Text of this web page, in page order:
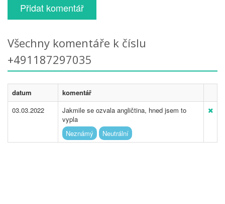
Přidat komentář
Všechny komentáře k číslu
+491187297035
datum
komentář
03.03.2022
Jakmile se ozvala angličtina, hned jsem to
vypla
Neznámý
Neutrální